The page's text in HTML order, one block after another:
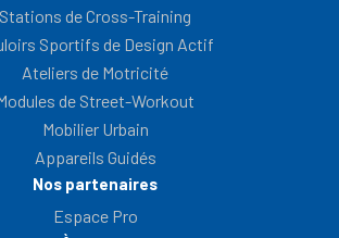
Stations de Cross-Training
Sportifs de Design Actif
Ateliers de Motricité
de Street-Workout
Mobilier Urbain
Appareils Guidés
Nos partenaires
Espace Pro